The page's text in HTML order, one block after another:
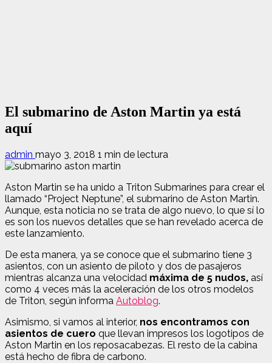
El submarino de Aston Martin ya está
aquí
admin mayo 3, 2018 1 min de lectura
Aston Martin se ha unido a Triton Submarines para crear el
llamado “Project Neptune”, el submarino de Aston Martin.
Aunque, esta noticia no se trata de algo nuevo, lo que sí lo
es son los nuevos detalles que se han revelado acerca de
este lanzamiento.
De esta manera, ya se conoce que el submarino tiene 3
asientos, con un asiento de piloto y dos de pasajeros
mientras alcanza una velocidad máxima de 5 nudos, así
como 4 veces más la aceleración de los otros modelos
de Triton, según informa Autoblog.
Asimismo, si vamos al interior, nos encontramos con
asientos de cuero que llevan impresos los logotipos de
Aston Martin en los reposacabezas. El resto de la cabina
está hecho de fibra de carbono.